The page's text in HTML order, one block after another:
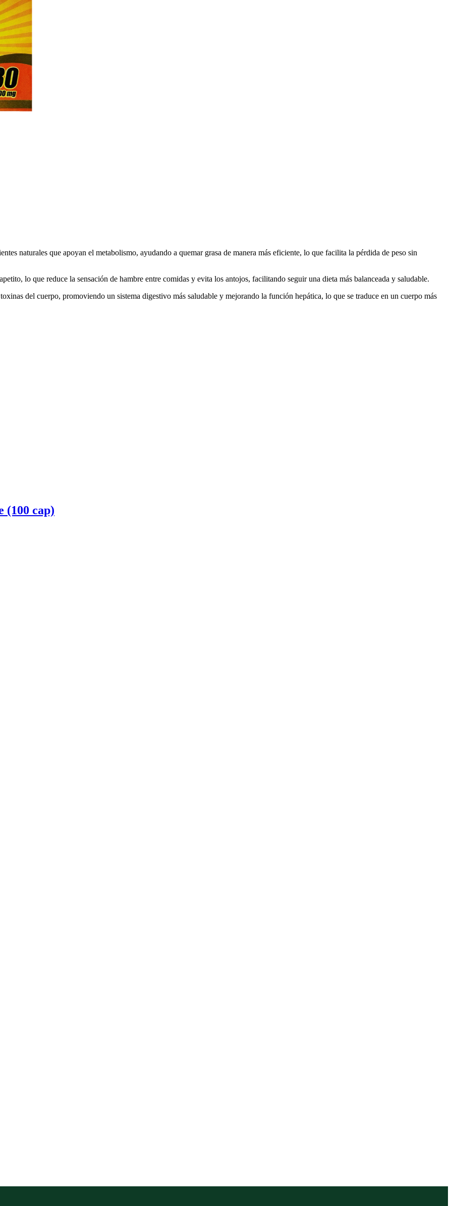
naturales que apoyan el metabolismo, ayudando a quemar grasa de manera más eficiente, lo que facilita la pérdida de peso sin
lo que reduce la sensación de hambre entre comidas y evita los antojos, facilitando seguir una dieta más balanceada y saludable.
del cuerpo, promoviendo un sistema digestivo más saludable y mejorando la función hepática, lo que se traduce en un cuerpo más
cap)